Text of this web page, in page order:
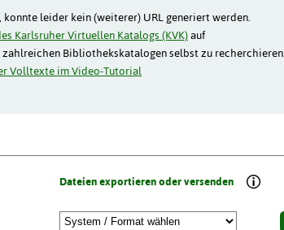
konnte leider kein (weiterer) URL generiert werden.
Karlsruher Virtuellen Katalogs (KVK)auf
Bibliothekskatalogen selbst zu recherchieren.
Volltexte im Video-Tutorial
Dateien exportieren oder versenden